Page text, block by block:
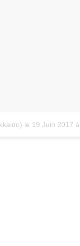
le 19 Juin 2017